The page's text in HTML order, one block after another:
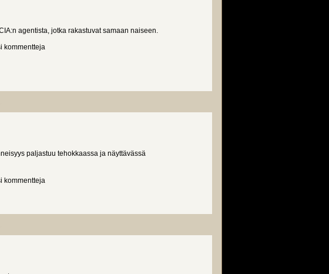
agentista, jotka rakastuvat samaan naiseen.
kommentteja
paljastuu tehokkaassa ja näyttävässä
kommentteja